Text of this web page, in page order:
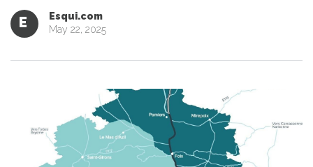
E
Esqui.com
May 22, 2025